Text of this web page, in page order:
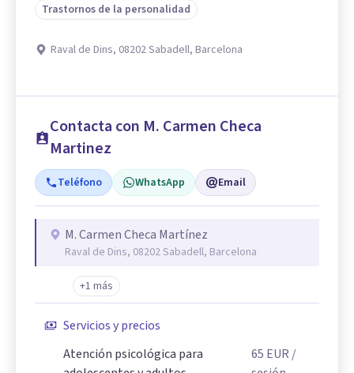
Trastornos de la personalidad
Raval de Dins, 08202 Sabadell, Barcelona
Contacta con M. Carmen Checa
Martinez
Teléfono WhatsApp Email
M. Carmen Checa Martínez
Raval de Dins, 08202 Sabadell, Barcelona
+1 más
Servicios y precios
Atención psicológica para
65 EUR /